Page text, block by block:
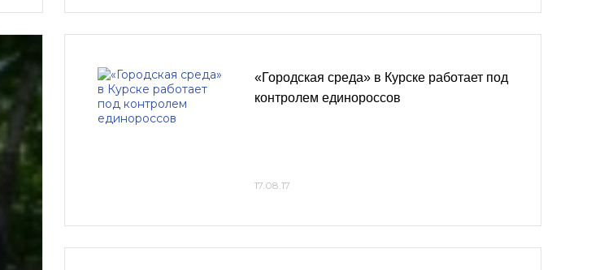
«Городская среда» в Курске работает под
контролем единороссов
17.08.17